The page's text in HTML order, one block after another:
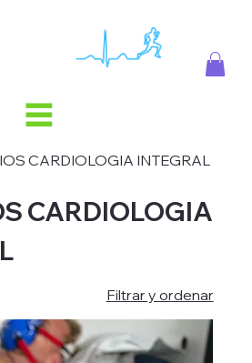
CARDIOLOGIA INTEGRAL
CARDIOLOGIA
Filtrar y ordenar